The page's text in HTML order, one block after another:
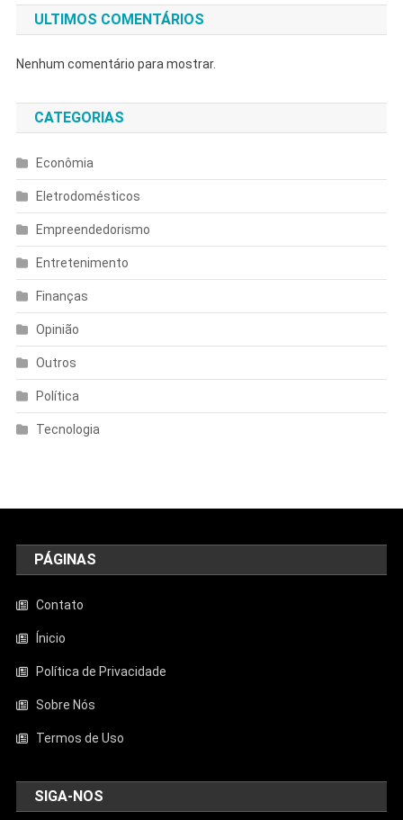
ULTIMOS COMENTÁRIOS
Nenhum comentário para mostrar.
CATEGORIAS
Econômia
Eletrodomésticos
Empreendedorismo
Entretenimento
Finanças
Opinião
Outros
Política
Tecnologia
PÁGINAS
Contato
Ínicio
Política de Privacidade
Sobre Nós
Termos de Uso
SIGA-NOS